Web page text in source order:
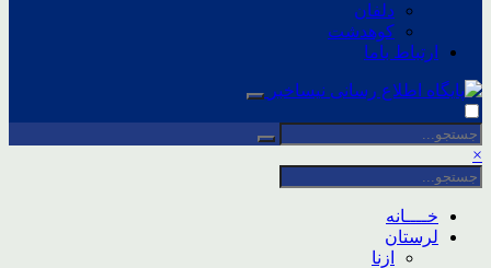
دلفان
کوهدشت
ارتباط باما
×
خــــانه
لرستان
ازنا